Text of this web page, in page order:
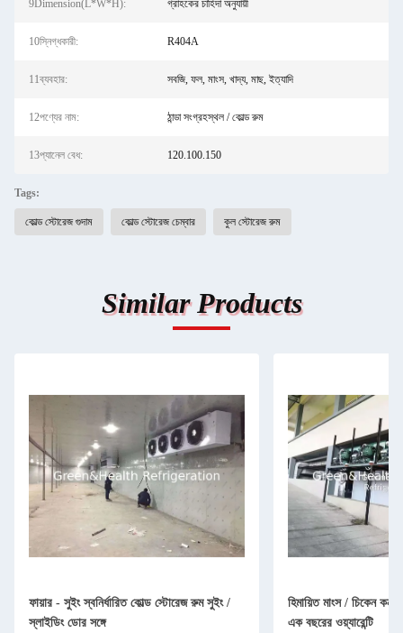
9Dimension(L*W*H): গ্রাহকের চাহিদা অনুযায়ী
10স্নিগ্ধকারী: R404A
11ব্যবহার: সবজি, ফল, মাংস, খাদ্য, মাছ, ইত্যাদি
12পণ্যের নাম: ঠান্ডা সংগ্রহস্থল / কোল্ড রুম
13প্যানেল বেধ: 120.100.150
Tags:
কোল্ড স্টোরেজ গুদাম কোল্ড স্টোরেজ চেম্বার কুল স্টোরেজ রুম
Similar Products
ফায়ার - সুইং স্বনির্ধারিত কোল্ড স্টোরেজ রুম সুইং /
স্লাইডিং ডোর সঙ্গে
হিমায়িত মাংস / চিকেন
এক বছরের ওয়্যারেন্টি